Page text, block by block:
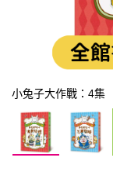
小兔子大作戰：4集